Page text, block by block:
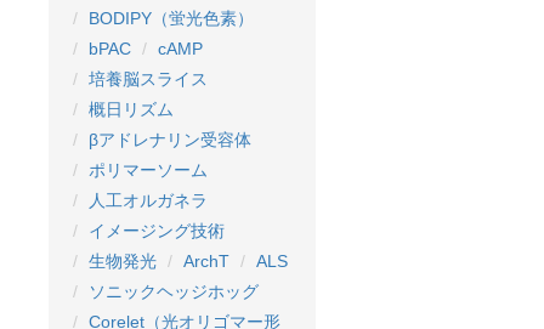
BODIPY（蛍光色素）
bPAC
cAMP
培養脳スライス
概日リズム
βアドレナリン受容体
ポリマーソーム
人工オルガネラ
イメージング技術
生物発光
ArchT
ALS
ソニックヘッジホッグ
Corelet（光オリゴマー形